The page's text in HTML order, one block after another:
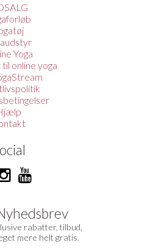
Yoga
online yoga
rabatter, tilbud,
mere helt gratis.